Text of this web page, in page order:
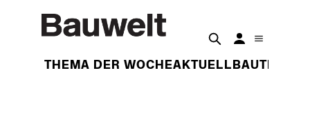
THEMA DER WOCHEAKTUELL BAUTEN